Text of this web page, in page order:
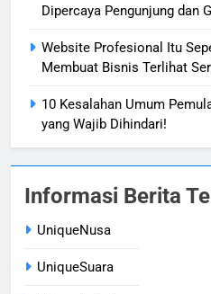
Dipercaya Pengunjung dan
Website Profesional Itu
Membuat Bisnis Terlihat
10 Kesalahan Umum
yang Wajib Dihindari!
Informasi Berita
UniqueNusa
UniqueSuara